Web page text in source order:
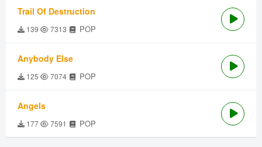
Trail Of Destruction
139 7313 POP
Anybody Else
125 7074 POP
Angels
177 7591 POP